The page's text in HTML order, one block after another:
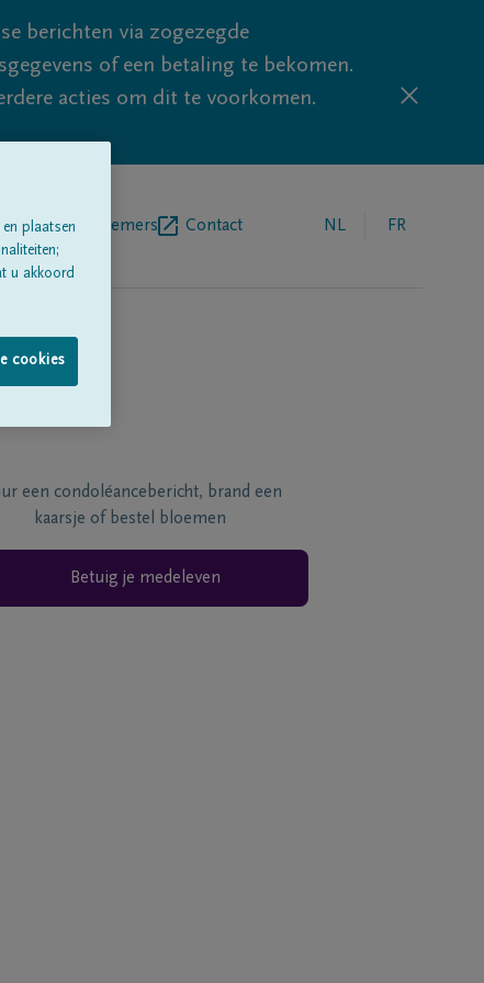
berichten via zogezegde
of een betaling te bekomen.
acties om dit te voorkomen.
Contact NL FR
een condoléancebericht, brand een
kaarsje of bestel bloemen
Betuig je medeleven
plaatsen
u akkoord
cookies